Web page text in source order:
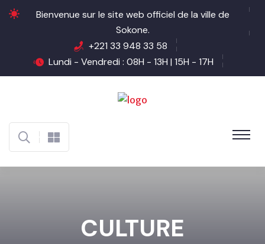
Bienvenue sur le site web officiel de la ville de
Sokone.
+221 33 948 33 58
Lundi - Vendredi : 08H - 13H | 15H - 17H
CULTURE